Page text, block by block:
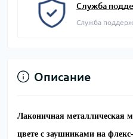
Служба
Служба
Описание
Лаконичная металлическая
цвете с заушниками на